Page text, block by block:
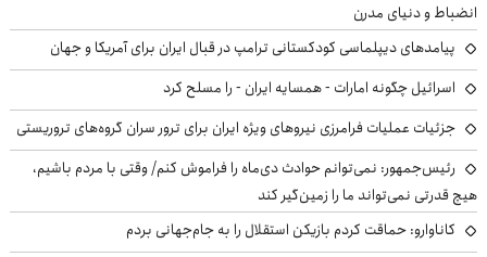
انضباط و دنیای مدرن
پیامدهای دیپلماسی کودکستانی ترامپ در قبال ایران برای آمریکا و جهان
اسرائیل چگونه امارات - همسایه ایران - را مسلح کرد
جزئیات عملیات فرامرزی نیروهای ویژه ایران برای ترور سران گروه‌های تروریستی
رئیس‌جمهور: نمی‌توانم حوادث دی‌ماه را فراموش کنم/ وقتی با مردم باشیم،
هیچ قدرتی نمی‌تواند ما را زمین‌گیر کند
کاناوارو: حماقت کردم بازیکن استقلال را به جام‌جهانی بردم